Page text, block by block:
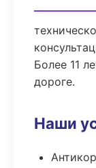
Более 11
дороге.
Наши